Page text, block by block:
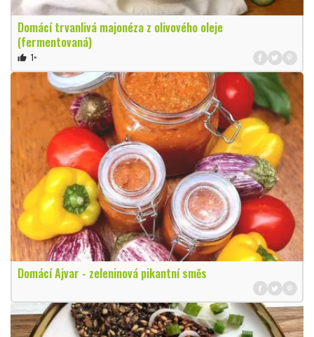
Domácí trvanlivá majonéza z olivového oleje
(fermentovaná)
thumb_up 1×
Domácí Ajvar - zeleninová pikantní směs